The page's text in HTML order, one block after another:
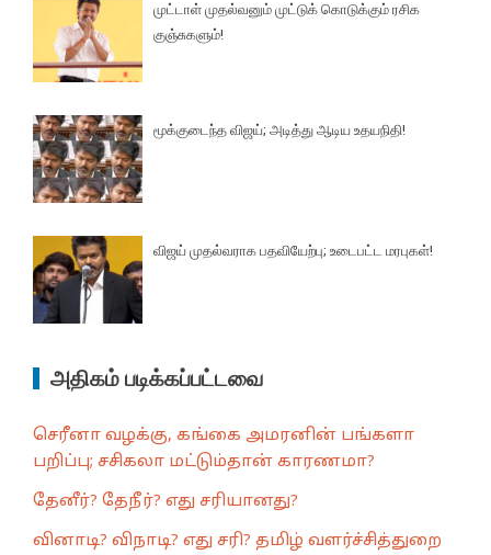
முட்டாள் முதல்வனும் முட்டுக் கொடுக்கும் ரசிக
குஞ்சுகளும்!
மூக்குடைந்த விஜய்; அடித்து ஆடிய உதயநிதி!
விஜய் முதல்வராக பதவியேற்பு; உடைபட்ட மரபுகள்!
அதிகம் படிக்கப்பட்டவை
செரீனா வழக்கு, கங்கை அமரனின் பங்களா
பறிப்பு; சசிகலா மட்டும்தான் காரணமா?
தேனீர்? தேநீர்? எது சரியானது?
வினாடி? விநாடி? எது சரி? தமிழ் வளர்ச்சித்துறை